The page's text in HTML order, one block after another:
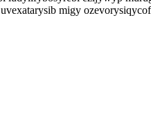
migy